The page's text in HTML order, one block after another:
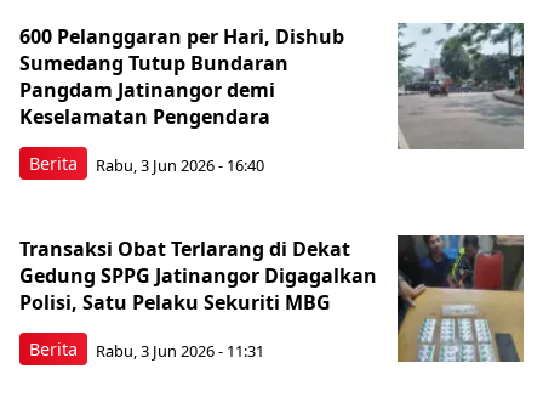
Berita
600 Pelanggaran per Hari, Dishub
Sumedang Tutup Bundaran
Pangdam Jatinangor demi
Keselamatan Pengendara
Rabu, 3 Jun 2026 - 16:40
Berita
Transaksi Obat Terlarang di Dekat
Gedung SPPG Jatinangor Digagalkan
Polisi, Satu Pelaku Sekuriti MBG
Rabu, 3 Jun 2026 - 11:31